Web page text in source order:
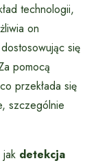
technologii,
on
się
pomocą
przekłada się
szczególnie
detekcja